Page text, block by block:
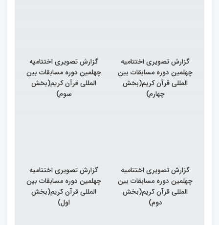
گزارش تصویری اختتامیه
چهلمین دوره مسابقات بین
المللی قرآن کریم(بخش
چهارم)
گزارش تصویری اختتامیه
چهلمین دوره مسابقات بین
المللی قرآن کریم(بخش
سوم)
گزارش تصویری اختتامیه
چهلمین دوره مسابقات بین
المللی قرآن کریم(بخش
دوم)
گزارش تصویری اختتامیه
چهلمین دوره مسابقات بین
المللی قرآن کریم(بخش
اول)